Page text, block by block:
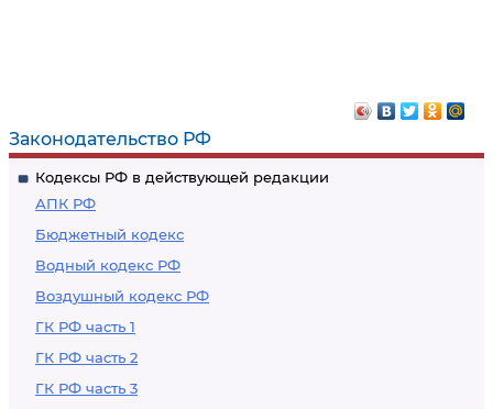
Законодательство РФ
Кодексы РФ в действующей редакции
АПК РФ
Бюджетный кодекс
Водный кодекс РФ
Воздушный кодекс РФ
ГК РФ часть 1
ГК РФ часть 2
ГК РФ часть 3